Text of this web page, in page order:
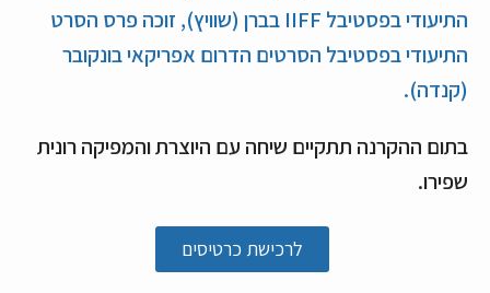
התיעודי בפסטיבל IIFF בברן (שוויץ), זוכה פרס הסרט
התיעודי בפסטיבל הסרטים הדרום אפריקאי בונקובר
(קנדה).
בתום ההקרנה תתקיים שיחה עם היוצרת והמפיקה רונית
שפירו.
לרכישת כרטיסים